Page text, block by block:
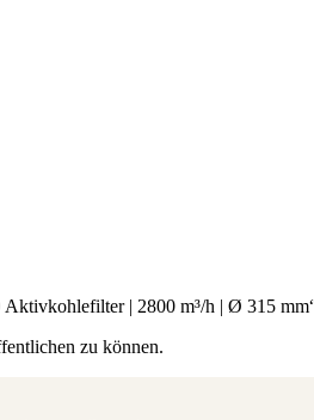
Aktivkohlefilter | 2800 m³/h | Ø 315
zu können.